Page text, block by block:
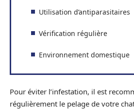
Utilisation d’antiparasitaires
Vérification régulière
Environnement domestique
Pour éviter l’infestation, il est
régulièrement le pelage de votre